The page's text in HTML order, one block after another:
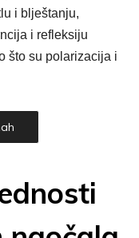
i blještanju,
i refleksiju
što su polarizacija i